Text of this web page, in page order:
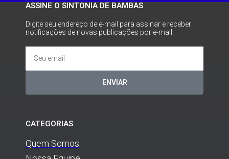
ASSINE O SINTONIA DE BAMBAS
Digite seu endereço de e-mail para assinar e receber
notificações de novas publicações por e-mail.
ENVIAR
CATEGORIAS
Quem Somos